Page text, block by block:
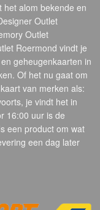
het alom bekende en
Outlet
Outlet
Roermond vindt je
geheugenkaarten in
Of het nu gaat om
van merken als:
je vindt het in
16:00 uur is de
een product om wat
een dag later